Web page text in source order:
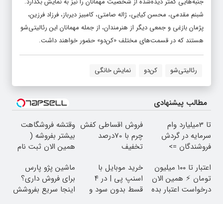
شبنم مقدمی، محسن کیایی، ژاله صامتی، کامبیز دیرباز، فرزاد فرزین،
پژمان بازغی و جمعی دیگر از هنرمندان، از جمله مهمانان این رئالیتی‌شو
هستند که در قسمت‌های مختلف «کن‌دو» حضور خواهند داشت.
رئالیتی‌شو کن‌دو نمایش خانگی
مطالب پیشنهادی
تا 3میلیارد وام
سرمایه در گردش
فروشندگان =>
کن
فروش اقساطی کفش
چرم با 70درصد
تخفیف
وقتشه فروشگاهت
بیشتر بفروشه (
همین الان ثبت نام
اعتبار تا ۱۰۰ میلیون
تومان ⚡ همین الان
درخواست اعتبار بده
خرید موبایل با
اسنپ پی | در ۴
قسط بدون سود و
ماشین پژو پارس
برای فروش داری؟
اینجا سریع بفروشش